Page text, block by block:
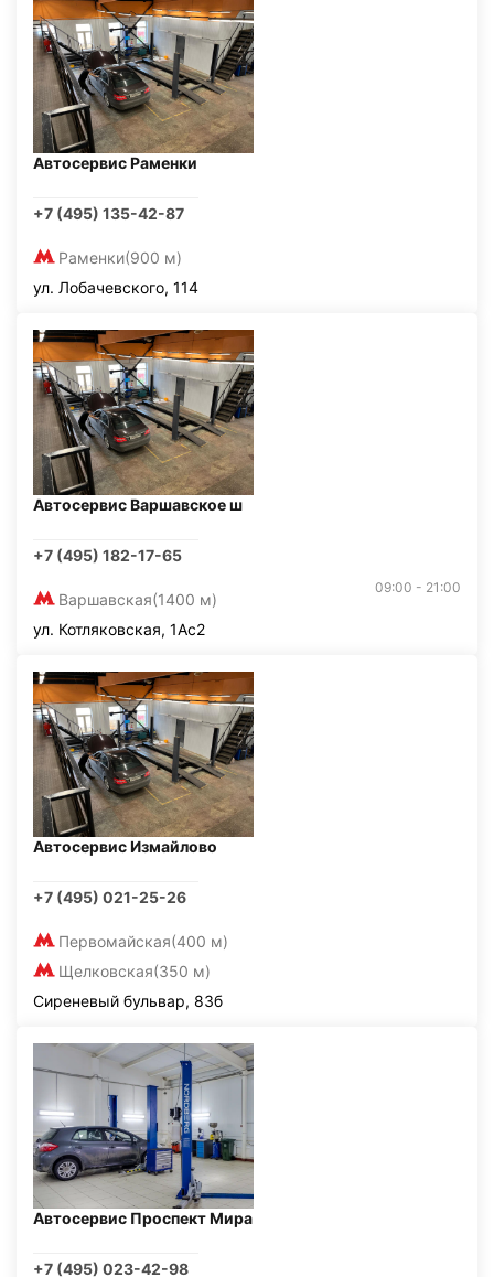
Автосервис Раменки
+7 (495) 135-42-87
Раменки(900 м)
ул. Лобачевского, 114
Автосервис Варшавское ш
+7 (495) 182-17-65
Варшавская(1400 м)
09:00 - 21:00
ул. Котляковская, 1Ас2
Автосервис Измайлово
+7 (495) 021-25-26
Первомайская(400 м)
Щелковская(350 м)
Сиреневый бульвар, 83б
Автосервис Проспект Мира
+7 (495) 023-42-98